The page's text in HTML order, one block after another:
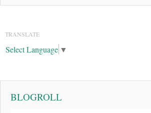
TRANSLATE
Select Language ▼
BLOGROLL